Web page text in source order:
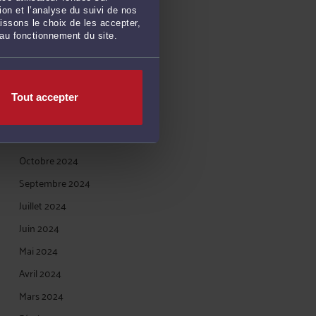
et l’analyse du suivi de nos
le choix de les accepter,
fonctionnement du site.
Tout accepter
Avril 2025
Février 2025
Janvier 2025
Octobre 2024
Septembre 2024
Juillet 2024
Juin 2024
Mai 2024
Avril 2024
Mars 2024